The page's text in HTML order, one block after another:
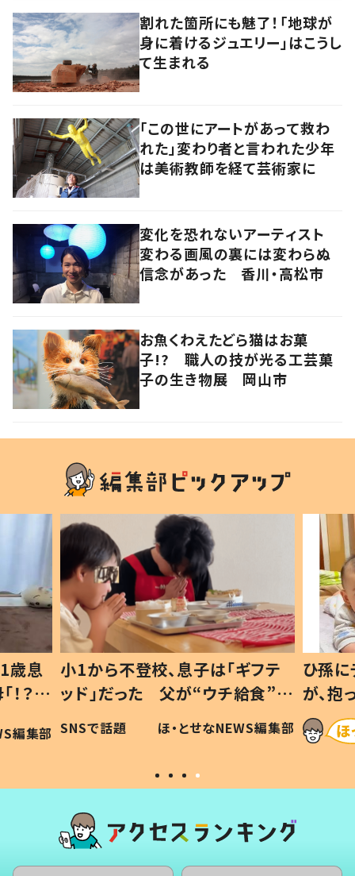
割れた箇所にも魅了！「地球が
身に着けるジュエリー」はこうし
て生まれる
「この世にアートがあって救わ
れた」変わり者と言われた少年
は美術教師を経て芸術家に
変化を恐れないアーティスト
変わる画風の裏には変わらぬ
信念があった 香川・高松市
お魚くわえたどら猫はお菓
子!? 職人の技が光る工芸菓
子の生き物展 岡山市
歳息
？」
編集部
小1から不登校、息子は「ギフテ
ッド」だった 父が“ウチ給食”を
作り続ける理由とは #令和の親
#令和の子
SNSで話題 ほ・とせなNEWS編集部
ひ孫
が、
「涙が
い」